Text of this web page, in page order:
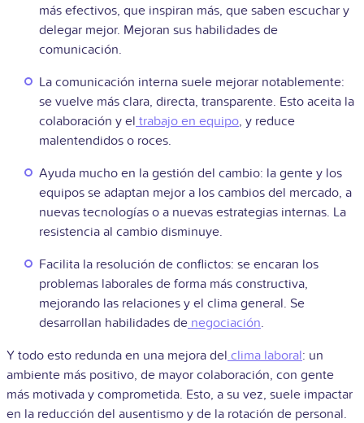
más efectivos, que inspiran más, que saben escuchar y
delegar mejor. Mejoran sus habilidades de
comunicación.
La comunicación interna suele mejorar notablemente:
se vuelve más clara, directa, transparente. Esto aceita la
colaboración y el trabajo en equipo, y reduce
malentendidos o roces.
Ayuda mucho en la gestión del cambio: la gente y los
equipos se adaptan mejor a los cambios del mercado, a
nuevas tecnologías o a nuevas estrategias internas. La
resistencia al cambio disminuye.
Facilita la resolución de conflictos: se encaran los
problemas laborales de forma más constructiva,
mejorando las relaciones y el clima general. Se
desarrollan habilidades de negociación.
Y todo esto redunda en una mejora del clima laboral: un
ambiente más positivo, de mayor colaboración, con gente
más motivada y comprometida. Esto, a su vez, suele impactar
en la reducción del ausentismo y de la rotación de personal.